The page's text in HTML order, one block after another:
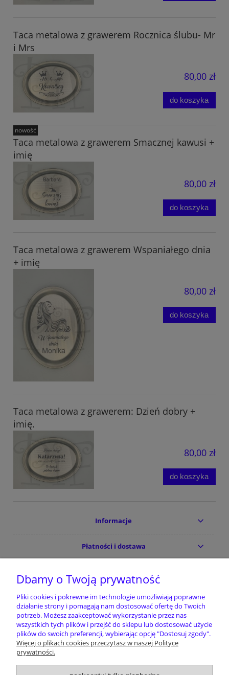
Taca metalowa z grawerem Rocznica ślubu- Mr
i Mrs
80,00 zł
do koszyka
Taca metalowa z grawerem Smacznej kawusi +
imię
80,00 zł
do koszyka
nowość
Taca metalowa z grawerem Wspaniałego dnia
+ imię
80,00 zł
do koszyka
Taca metalowa z grawerem: Dzień dobry +
imię.
80,00 zł
do koszyka
Informacje
Płatności i dostawa
Pomoc
Nie znalazłeś tego czego szukałeś/szukałaś
?Koniecznie nam o tym powiedz
Pomóż dopasować nasz asortyment do Twoich
Dbamy o Twoją prywatność
Pliki cookies i pokrewne im technologie umożliwiają poprawne
działanie strony i pomagają nam dostosować ofertę do Twoich
potrzeb. Możesz zaakceptować wykorzystanie przez nas
wszystkich tych plików i przejść do sklepu lub dostosować użycie
plików do swoich preferencji, wybierając opcję "Dostosuj zgody".
Więcej o plikach cookies przeczytasz w naszej Polityce
prywatności.